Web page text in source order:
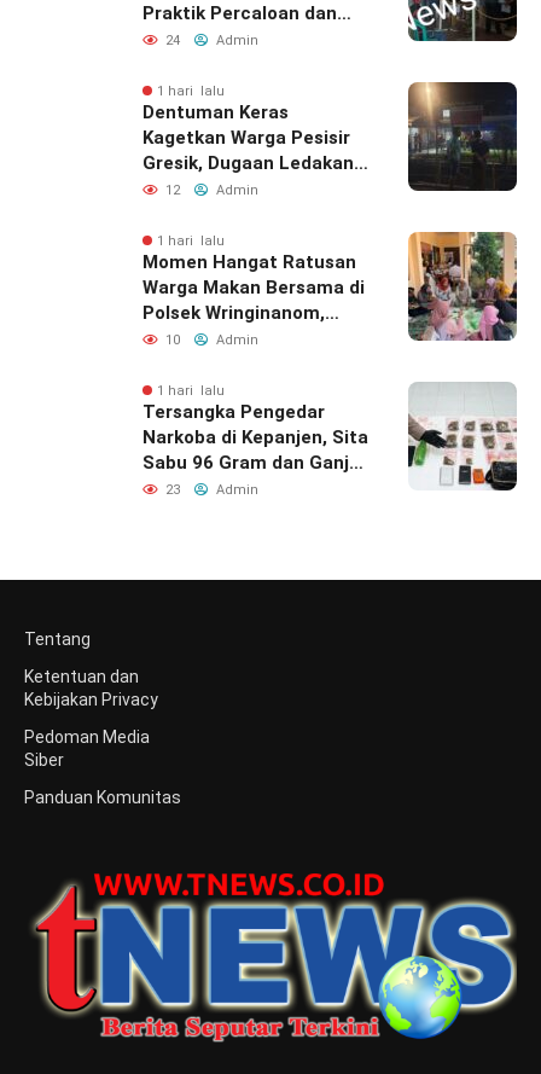
Praktik Percaloan dan
Pungli Mencuat
24 Admin
1 hari lalu
Dentuman Keras
Kagetkan Warga Pesisir
Gresik, Dugaan Ledakan
Berasal Dari PT Smelting
12 Admin
1 hari lalu
Momen Hangat Ratusan
Warga Makan Bersama di
Polsek Wringinanom,
Pererat Silaturahmi dan
10 Admin
1 hari lalu
Tersangka Pengedar
Narkoba di Kepanjen, Sita
Sabu 96 Gram dan Ganja
131 Gram Diamankan
23 Admin
Tentang
Ketentuan dan
Kebijakan Privacy
Pedoman Media
Siber
Panduan Komunitas